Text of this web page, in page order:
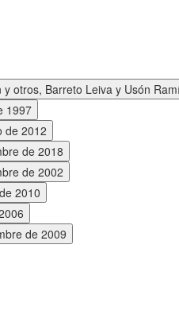
otros, Barreto Leiva y Usón
1997
de 2012
de 2018
de 2002
2010
de 2009